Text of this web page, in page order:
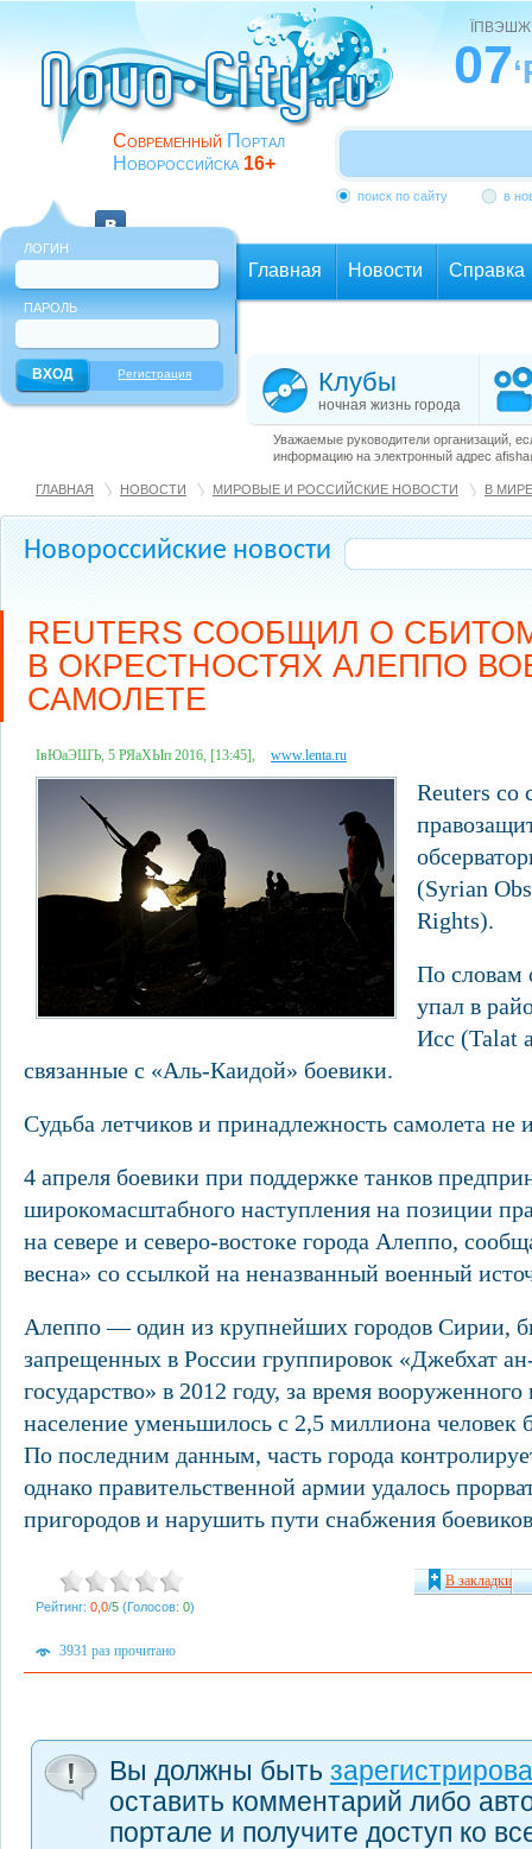
Современный Портал
Новороссийска 16+
07
поиск по сайту в
ЛОГИН
ПАРОЛЬ
Регистрация
Главная Новости Справка
Клубы
ночная жизнь города
Уважаемые руководители организаций,
информацию на электронный адрес
ГЛАВНАЯ НОВОСТИ МИРОВЫЕ И РОССИЙСКИЕ НОВОСТИ В МИРЕ
Новороссийские новости
REUTERS СООБЩИЛ О
В ОКРЕСТНОСТЯХ АЛЕППО
САМОЛЕТЕ
ІвЮаЭШЪ, 5 РЯаХЫп 2016, [13:45], www.lenta.ru
Reuters со
(Syrian
Rights).
По словам
упал в
Исс (Talat
связанные с «Аль-Каидой» боевики.
Судьба летчиков и принадлежность самолета не
4 апреля боевики при поддержке танков
широкомасштабного наступления на позиции
на севере и северо-востоке города Алеппо,
весна» со ссылкой на неназванный военный
Алеппо — один из крупнейших городов Сирии,
запрещенных в России группировок «Джебхат
государство» в 2012 году, за время
население уменьшилось с 2,5 миллиона человек
По последним данным, часть города
однако правительственной армии удалось
пригородов и нарушить пути снабжения
Рейтинг: 0,0/5 (Голосов: 0)
В закладки
3931 раз прочитано
Вы должны быть
оставить комментарий либо
портале и получите доступ ко